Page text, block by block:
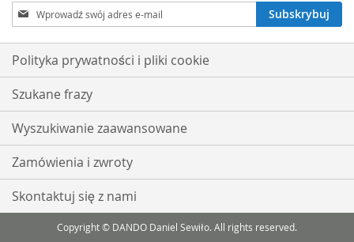
Subskrybuj
nasz
newsletter:
Subskrybuj
Polityka prywatności i pliki cookie
Szukane frazy
Wyszukiwanie zaawansowane
Zamówienia i zwroty
Skontaktuj się z nami
Copyright © DANDO Daniel Sewiło. All rights reserved.